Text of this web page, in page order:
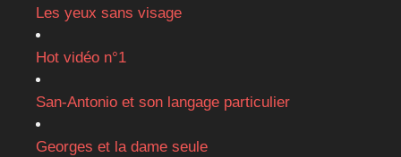
Les yeux sans visage
Hot vidéo n°1
San-Antonio et son langage particulier
Georges et la dame seule